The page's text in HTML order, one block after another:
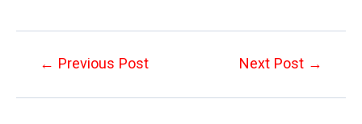
Post← Previous Post Next Post →